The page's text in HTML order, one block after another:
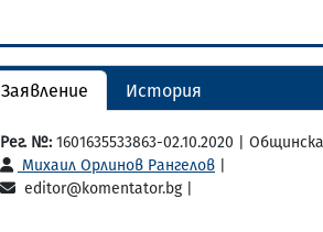
Заявление История
Рег. №: 1601635533863-02.10.2020 |
Михаил Орлинов Рангелов
editor@komentator.bg |